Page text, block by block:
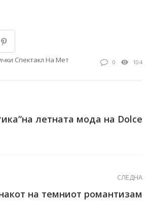
Спектакл На Мет
0 104
летната мода на Dolce
СЛЕДНА
на темниот романтизам